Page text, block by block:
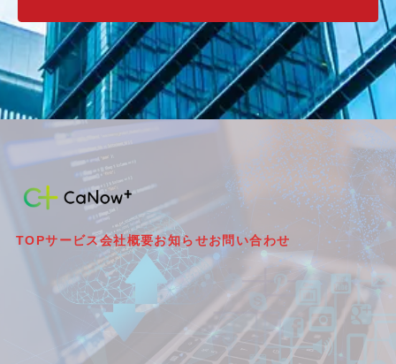
TOPサービス会社概要お知らせお問い合わせ